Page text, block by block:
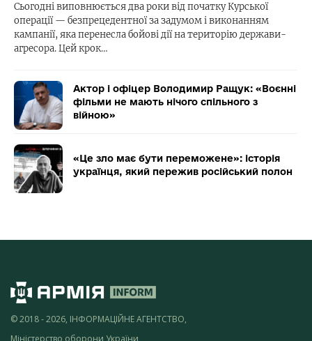
Сьогодні виповнюється два роки від початку Курської
операції — безпрецедентної за задумом і виконанням
кампанії, яка перенесла бойові дії на територію держави-
агресора. Цей крок…
Актор і офіцер Володимир Ращук: «Воєнні
фільми не мають нічого спільного з
війною»
«Це зло має бути переможене»: історія
українця, який пережив російський полон
© 2018 - 2026, ІНФОРМАЦІЙНЕ АГЕНТСТВО,